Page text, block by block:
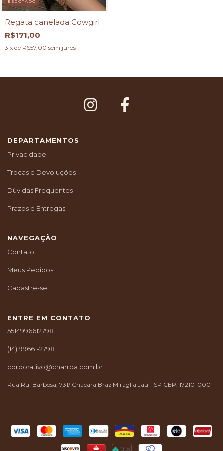
ESGOTADO
Regata canelada Cowgirl
R$171,00
3 x de R$57,00 sem juros
DEPARTAMENTOS
Privacidade
Trocas e Devoluções
Dúvidas Frequentes
Prazos e Entregas
NAVEGAÇÃO
Contato
Meus Pedidos
Cadastre-se
ENTRE EM CONTATO
5514996612798
(14) 99661-2798
corporativo@charroa.com.br
Rua Rui Barbosa, 731/ Chácara Braz Miraglia Jaú - SP CEP: 17210-000